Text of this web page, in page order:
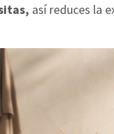
así reduces la